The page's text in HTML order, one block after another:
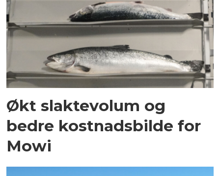
Økt slaktevolum og
bedre kostnadsbilde for
Mowi